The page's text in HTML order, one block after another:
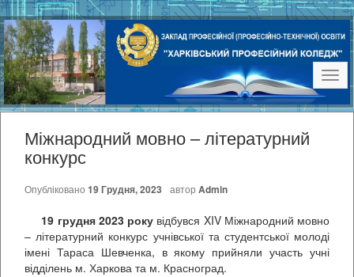
Міжнародний мовно – літературний
конкурс
Опубліковано 19 Грудня, 2023 автор Admin
19 грудня 2023 року відбувся XIV Міжнародний мовно
– літературний конкурс учнівської та студентської молоді
імені Тараса Шевченка, в якому прийняли участь учні
відділень м. Харкова та м. Красноград.